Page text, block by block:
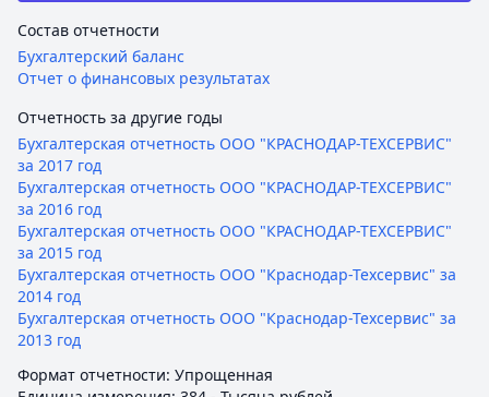
Состав отчетности
Бухгалтерский баланс
Отчет о финансовых результатах
Отчетность за другие годы
Бухгалтерская отчетность ООО "КРАСНОДАР-ТЕХСЕРВИС"
за 2017 год
Бухгалтерская отчетность ООО "КРАСНОДАР-ТЕХСЕРВИС"
за 2016 год
Бухгалтерская отчетность ООО "КРАСНОДАР-ТЕХСЕРВИС"
за 2015 год
Бухгалтерская отчетность ООО "Краснодар-Техсервис" за
2014 год
Бухгалтерская отчетность ООО "Краснодар-Техсервис" за
2013 год
Формат отчетности: Упрощенная